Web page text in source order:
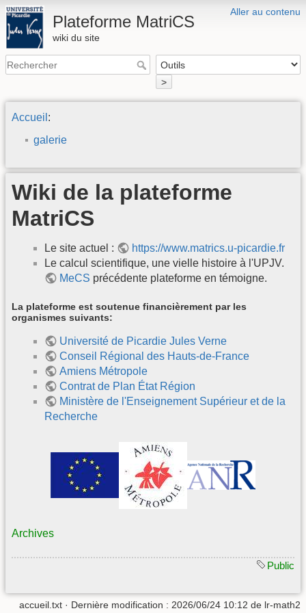
Aller au contenu
Plateforme MatriCS
wiki du site
>
Accueil :
galerie
Wiki de la plateforme
MatriCS
Le site actuel :
https://www.matrics.u-picardie.fr
Le calcul scientifique, une vielle histoire à l'UPJV.
MeCS précédente plateforme en témoigne.
La plateforme est soutenue financièrement par les
organismes suivants:
Université de Picardie Jules Verne
Conseil Régional des Hauts-de-France
Amiens Métropole
Contrat de Plan État Région
Ministère de l'Enseignement Supérieur et de la
Recherche
Archives
Public
accueil.txt · Dernière modification : 2026/06/24 10:12 de lr-math2